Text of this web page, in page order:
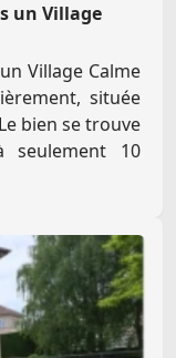
un Village
Village Calme
située
bien se trouve
seulement 10